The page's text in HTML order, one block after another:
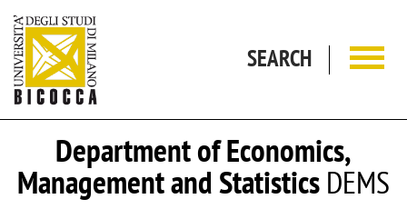
SEARCH
Department of Economics,
Management and StatisticsDEMS